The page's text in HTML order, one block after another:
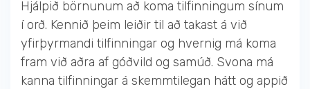
Hjálpið börnunum að koma tilfinningum sínum
í orð. Kennið þeim leiðir til að takast á við
yfirþyrmandi tilfinningar og hvernig má koma
fram við aðra af góðvild og samúð. Svona má
kanna tilfinningar á skemmtilegan hátt og appið